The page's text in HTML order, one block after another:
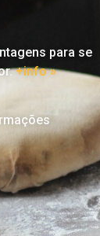
para se
+info »